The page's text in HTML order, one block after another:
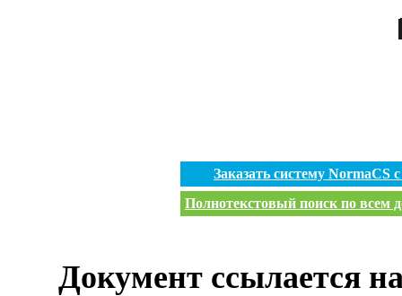
Заказать систему
Полнотекстовый поиск по всем
Документ ссылается